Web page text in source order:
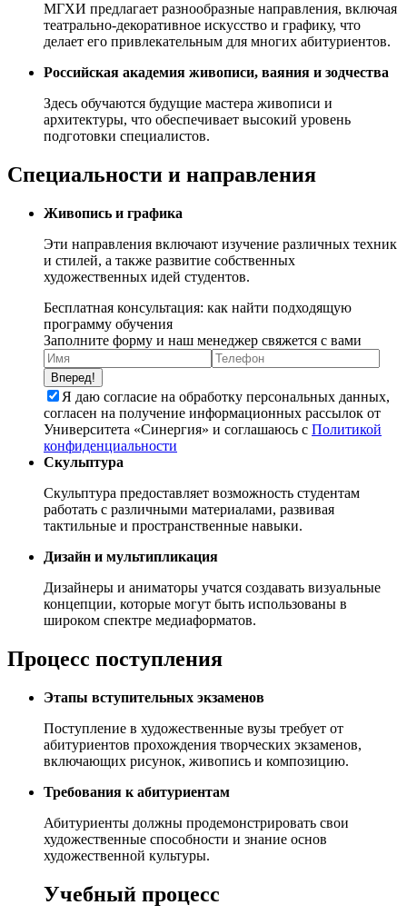
МГХИ предлагает разнообразные направления, включая
театрально-декоративное искусство и графику, что
делает его привлекательным для многих абитуриентов.
Российская академия живописи, ваяния и зодчества
Здесь обучаются будущие мастера живописи и
архитектуры, что обеспечивает высокий уровень
подготовки специалистов.
Специальности и направления
Живопись и графика
Эти направления включают изучение различных техник
и стилей, а также развитие собственных
художественных идей студентов.
Бесплатная консультация: как найти подходящую
программу обучения
Заполните форму и наш менеджер свяжется с вами
Вперед!
Я даю согласие на обработку персональных данных,
согласен на получение информационных рассылок от
Университета «Синергия» и соглашаюсь c Политикой
конфиденциальности
Скульптура
Скульптура предоставляет возможность студентам
работать с различными материалами, развивая
тактильные и пространственные навыки.
Дизайн и мультипликация
Дизайнеры и аниматоры учатся создавать визуальные
концепции, которые могут быть использованы в
широком спектре медиаформатов.
Процесс поступления
Этапы вступительных экзаменов
Поступление в художественные вузы требует от
абитуриентов прохождения творческих экзаменов,
включающих рисунок, живопись и композицию.
Требования к абитуриентам
Абитуриенты должны продемонстрировать свои
художественные способности и знание основ
художественной культуры.
Учебный процесс